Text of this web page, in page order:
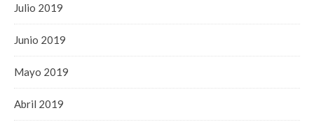
Julio 2019
Junio 2019
Mayo 2019
Abril 2019